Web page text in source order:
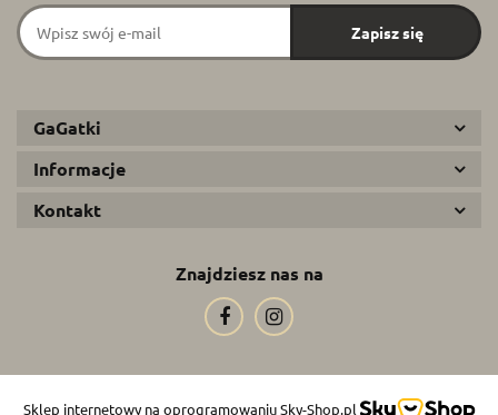
GaGatki
Informacje
Kontakt
Znajdziesz nas na
Sklep internetowy na oprogramowaniu Sky-Shop.pl